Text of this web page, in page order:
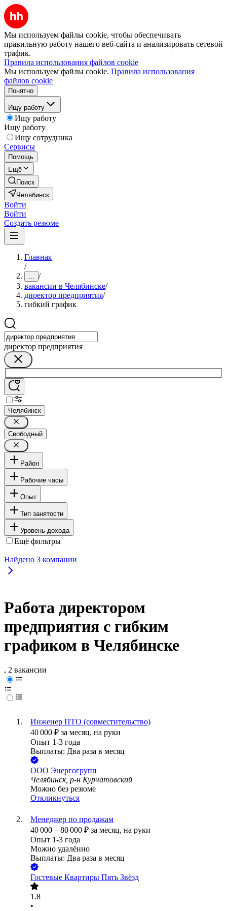
Мы используем файлы cookie, чтобы обеспечивать
правильную работу нашего веб-сайта и анализировать сетевой
трафик.
Правила использования файлов cookie
Мы используем файлы cookie. Правила использования
файлов cookie
Понятно
Ищу работу
Ищу работу
Ищу работу
Ищу сотрудника
Сервисы
Помощь
Ещё
Поиск
Челябинск
Войти
Войти
Создать резюме
Главная
/
... /
вакансии в Челябинске/
директор предприятия/
гибкий график
директор предприятия
Челябинск
Свободный
Район
Рабочие часы
Опыт
Тип занятости
Уровень дохода
Ещё фильтры
Найдено 3 компании
Работа директором
предприятия с гибким
графиком в Челябинске
, 2 вакансии
Инженер ПТО (совместительство)
40 000 ₽ за месяц, на руки
Опыт 1-3 года
Выплаты: Два раза в месяц
ООО Энергогрупп
Челябинск, р-н Курчатовский
Можно без резюме
Откликнуться
Менеджер по продажам
40 000 – 80 000 ₽ за месяц, на руки
Опыт 1-3 года
Можно удалённо
Выплаты: Два раза в месяц
Гостевые Квартиры Пять Звёзд
1.8
•